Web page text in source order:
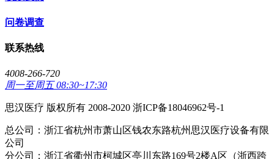
问卷调查
联系热线
4008-266-720
周一至周五 08:30~17:30
思汉医疗 版权所有 2008-2020 浙ICP备18046962号-1
总公司：浙江省杭州市萧山区钱农东路杭州思汉医疗设备有限
公司
分公司：浙江省衢州市柯城区亭川东路169号2楼A区（浙西跨